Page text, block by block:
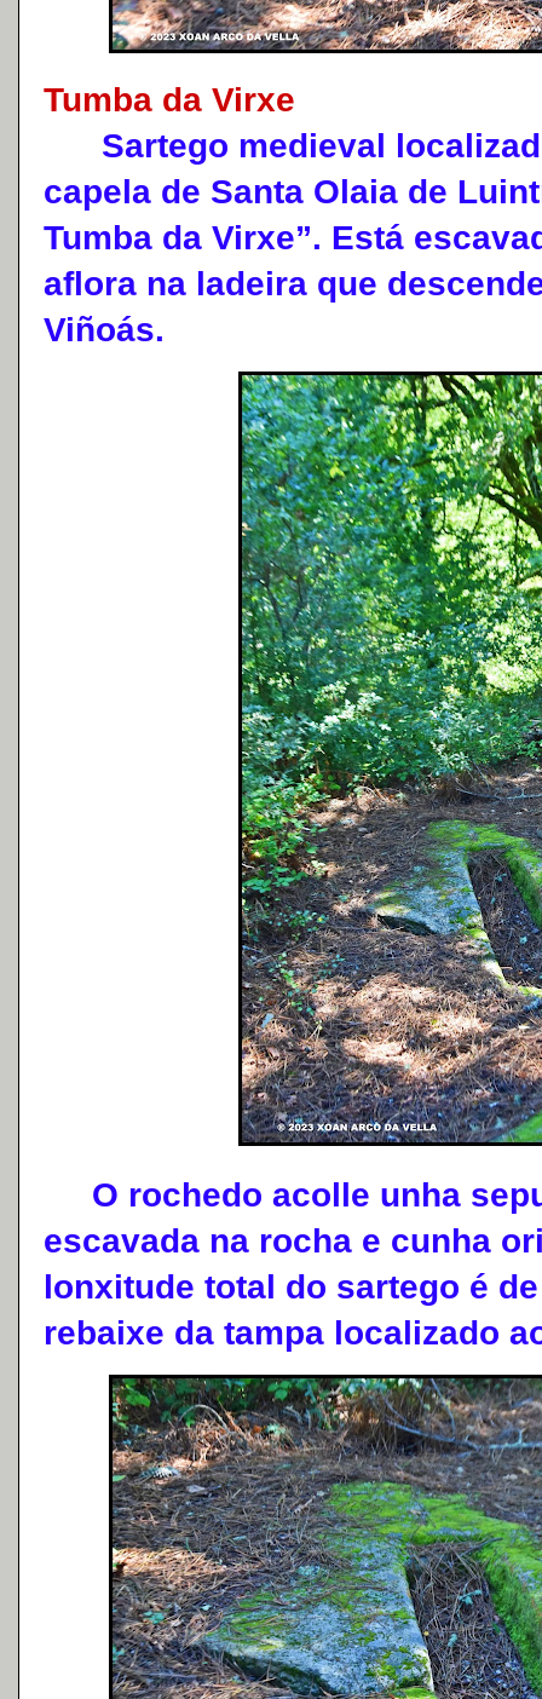
Tumba da Virxe
Sartego medieval
capela de Santa Olaia de
Tumba da Virxe”. Está
aflora na ladeira que
Viñoás.
O rochedo acolle unha
escavada na rocha e cunha
lonxitude total do sartego é
rebaixe da tampa localizado